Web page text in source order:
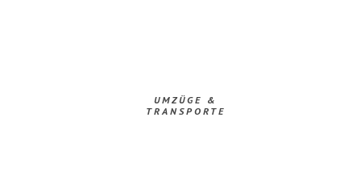
UMZÜGE &
TRANSPORTE